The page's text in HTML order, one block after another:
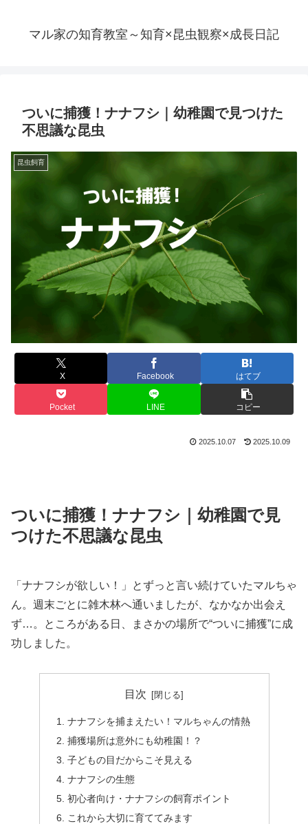
マル家の知育教室～知育×昆虫観察×成長日記
ついに捕獲！ナナフシ｜幼稚園で見つけた
不思議な昆虫
昆虫飼育
X Facebook はてブ
Pocket LINE コピー
2025.10.07 2025.10.09
ついに捕獲！ナナフシ｜幼稚園で見
つけた不思議な昆虫
「ナナフシが欲しい！」とずっと言い続けていたマルちゃ
ん。週末ごとに雑木林へ通いましたが、なかなか出会え
ず…。ところがある日、まさかの場所で“ついに捕獲”に成
功しました。
目次
ナナフシを捕まえたい！マルちゃんの情熱
捕獲場所は意外にも幼稚園！？
子どもの目だからこそ見える
ナナフシの生態
初心者向け・ナナフシの飼育ポイント
これから大切に育ててみます